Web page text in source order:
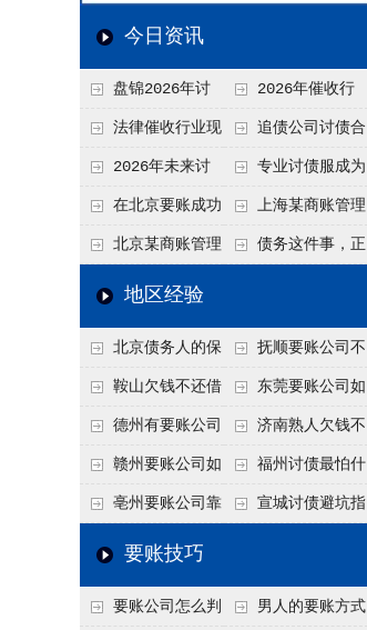
今日资讯
盘锦2026年讨
债新趋势
2026年催收行
业发展现状、竞争格
局及未来趋势分析
法律催收行业现
状、合规痛点与未来
发展趋势深度解析
追债公司讨债合
法方法总结
2026年未来讨
债要账公司发展趋势
专业讨债服成为
2026年的发展趋势
在北京要账成功
率高吗？未来追账公
司发展趋势引发行业
上海某商账管理
机构聚焦合规服务
北京某商账管理
服务机构持续提升合
力企业化解应收账款
难题
债务这件事，正
地区经验
北京债务人的保
证人能不能找？担保
人的连带责任怎么追
抚顺要账公司不
敢透漏的追回方法是
什么？
鞍山欠钱不还借
口太多？2026年这3
句反问话术，直接把
他后路堵死
东莞要账公司如
何有效要账讨债？20
26年合法追债经验总
结！
德州有要账公司
吗？如何合法讨债才
不沾风险？
济南熟人欠钱不
还？
赣州要账公司如
何有效讨债？合法追
债四步秘籍
福州讨债最怕什
么？2026年这两个关
亳州要账公司靠
谱吗？合法讨债四步
宣城讨债避坑指
回！
要账技巧
要账公司怎么判 男人的要账方式